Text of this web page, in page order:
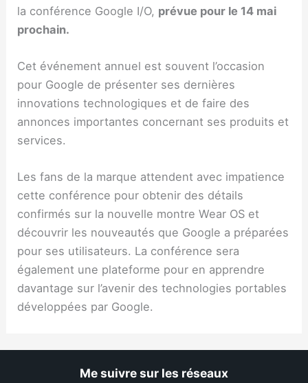
la conférence Google I/O, prévue pour le 14 mai
prochain.
Cet événement annuel est souvent l’occasion
pour Google de présenter ses dernières
innovations technologiques et de faire des
annonces importantes concernant ses produits et
services.
Les fans de la marque attendent avec impatience
cette conférence pour obtenir des détails
confirmés sur la nouvelle montre Wear OS et
découvrir les nouveautés que Google a préparées
pour ses utilisateurs. La conférence sera
également une plateforme pour en apprendre
davantage sur l’avenir des technologies portables
développées par Google.
Me suivre sur les réseaux